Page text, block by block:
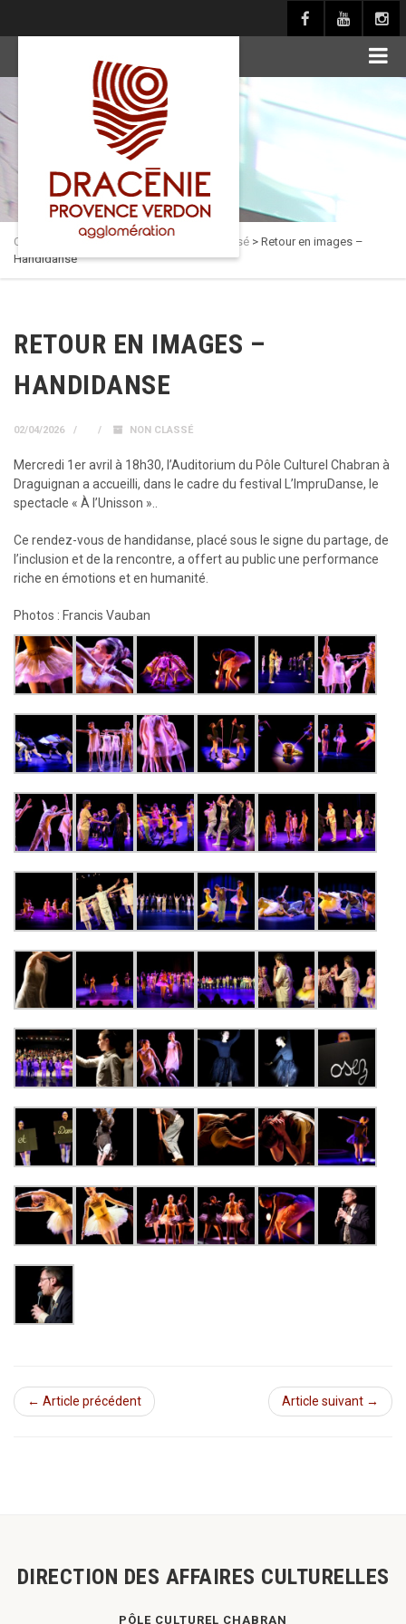
Culture en Dracénie Non classé > Retour en images –
Handidanse
RETOUR EN IMAGES –
HANDIDANSE
02/04/2026 NON CLASSÉ
Mercredi 1er avril à 18h30, l’Auditorium du Pôle Culturel Chabran à
Draguignan a accueilli, dans le cadre du festival L’ImpruDanse, le
spectacle « À l’Unisson »..
Ce rendez-vous de handidanse, placé sous le signe du partage, de
l’inclusion et de la rencontre, a offert au public une performance
riche en émotions et en humanité.
Photos : Francis Vauban
← Article précédent Article suivant →
DIRECTION DES AFFAIRES CULTURELLES
PÔLE CULTUREL CHABRAN